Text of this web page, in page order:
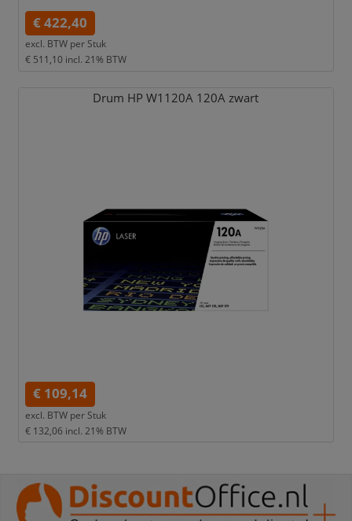
€ 422,40
excl. BTW per Stuk
€ 511,10 incl. 21% BTW
Drum HP W1120A 120A zwart
€ 109,14
excl. BTW per Stuk
€ 132,06 incl. 21% BTW